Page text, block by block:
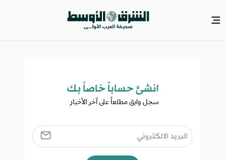
انشئ حساباً خاصاً بك​
سجل وابق مطلعاً على آخر الأخبار ​